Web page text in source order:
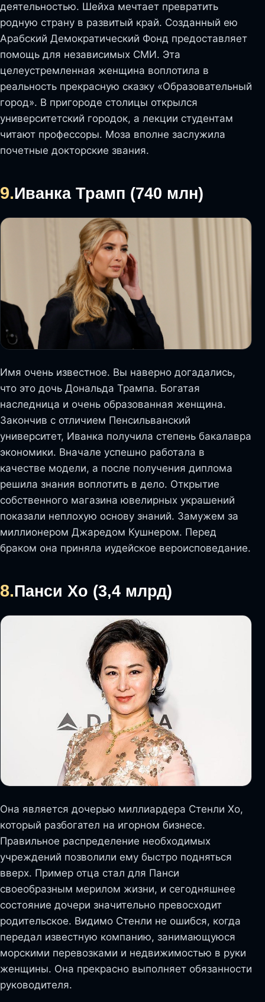
деятельностью. Шейха мечтает превратить
родную страну в развитый край. Созданный ею
Арабский Демократический Фонд предоставляет
помощь для независимых СМИ. Эта
целеустремленная женщина воплотила в
реальность прекрасную сказку «Образовательный
город». В пригороде столицы открылся
университетский городок, а лекции студентам
читают профессоры. Моза вполне заслужила
почетные докторские звания.
9.Иванка Трамп (740 млн)
Имя очень известное. Вы наверно догадались,
что это дочь Дональда Трампа. Богатая
наследница и очень образованная женщина.
Закончив с отличием Пенсильванский
университет, Иванка получила степень бакалавра
экономики. Вначале успешно работала в
качестве модели, а после получения диплома
решила знания воплотить в дело. Открытие
собственного магазина ювелирных украшений
показали неплохую основу знаний. Замужем за
миллионером Джаредом Кушнером. Перед
браком она приняла иудейское вероисповедание.
8.Панси Хо (3,4 млрд)
Она является дочерью миллиардера Стенли Хо,
который разбогател на игорном бизнесе.
Правильное распределение необходимых
учреждений позволили ему быстро подняться
вверх. Пример отца стал для Панси
своеобразным мерилом жизни, и сегодняшнее
состояние дочери значительно превосходит
родительское. Видимо Стенли не ошибся, когда
передал известную компанию, занимающуюся
морскими перевозками и недвижимостью в руки
женщины. Она прекрасно выполняет обязанности
руководителя.